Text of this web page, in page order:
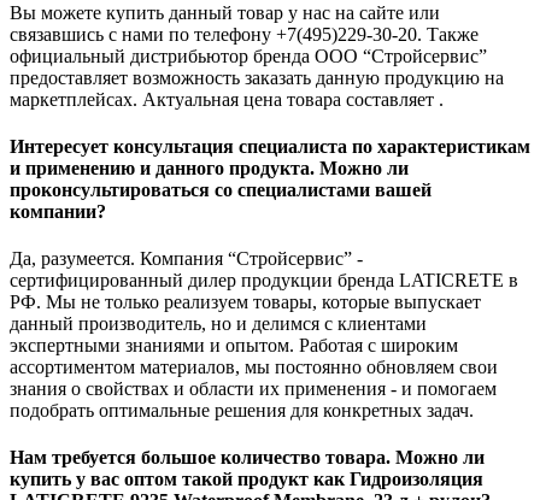
Вы можете купить данный товар у нас на сайте или
связавшись с нами по телефону +7(495)229-30-20. Также
официальный дистрибьютор бренда ООО “Стройсервис”
предоставляет возможность заказать данную продукцию на
маркетплейсах. Актуальная цена товара составляет .
Интересует консультация специалиста по характеристикам
и применению и данного продукта. Можно ли
проконсультироваться со специалистами вашей
компании?
Да, разумеется. Компания “Стройсервис” -
сертифицированный дилер продукции бренда LATICRETE в
РФ. Мы не только реализуем товары, которые выпускает
данный производитель, но и делимся с клиентами
экспертными знаниями и опытом. Работая с широким
ассортиментом материалов, мы постоянно обновляем свои
знания о свойствах и области их применения - и помогаем
подобрать оптимальные решения для конкретных задач.
Нам требуется большое количество товара. Можно ли
купить у вас оптом такой продукт как Гидроизоляция